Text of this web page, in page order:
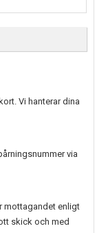
Vi hanterar dina
via
mottagandet enligt
skick och med